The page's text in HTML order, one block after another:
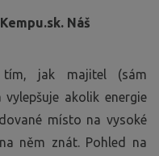
Náš
jak majitel (sám
akolik energie
místo na vysoké
něm znát. Pohled na